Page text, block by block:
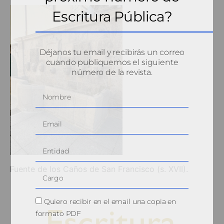
Fuente de los Caños de San Francisco (s. XVII).
Escritura Pública?
Déjanos tu email y recibirás un correo
cuando publiquemos el siguiente
número de la revista.
Quiero recibir en el email una copia en
formato PDF